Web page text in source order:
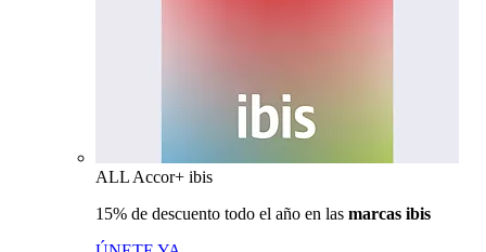
ALL Accor+ ibis
15% de descuento todo el año en las marcas ibis